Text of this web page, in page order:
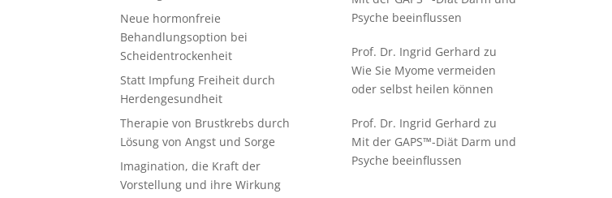
Neue hormonfreie
Behandlungsoption bei
Scheidentrockenheit
Statt Impfung Freiheit durch
Herdengesundheit
Therapie von Brustkrebs durch
Lösung von Angst und Sorge
Imagination, die Kraft der
Vorstellung und ihre Wirkung
Psyche beeinflussen
Prof. Dr. Ingrid Gerhard zu
Wie Sie Myome vermeiden
oder selbst heilen können
Prof. Dr. Ingrid Gerhard zu
Mit der GAPS™-Diät Darm und
Psyche beeinflussen